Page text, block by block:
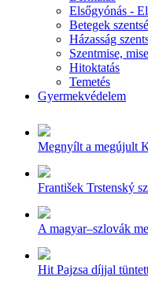
Elsőgyónás -
Betegek
Házasság
Szentmise,
Hitoktatás
Temetés
Gyermekvédelem
Megnyílt a megújult
František Trstenský
A magyar–szlovák
Hit Pajzsa díjjal